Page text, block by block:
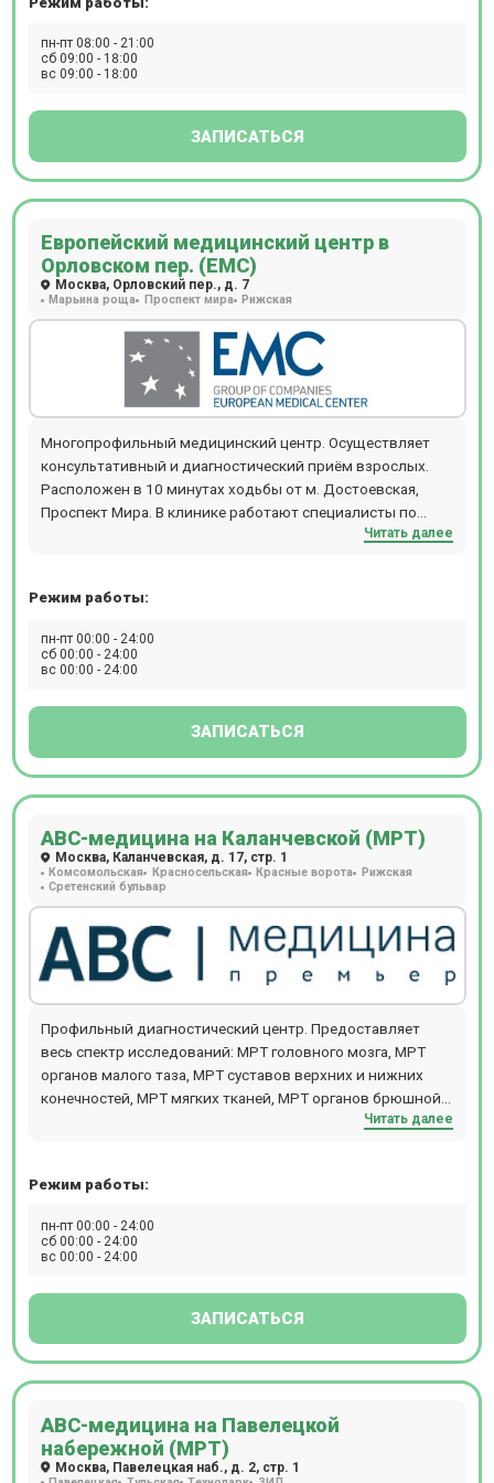
пн-пт 08:00 - 21:00
сб 09:00 - 18:00
вс 09:00 - 18:00
ЗАПИСАТЬСЯ
Европейский медицинский центр в
Орловском пер. (ЕМС)
Москва, Орловский пер., д. 7
Марьина роща Проспект мира Рижская
Многопрофильный медицинский центр. Осуществляет
консультативный и диагностический приём взрослых.
Расположен в 10 минутах ходьбы от м. Достоевская,
Проспект Мира. В клинике работают специалисты по
Читать далее
Режим работы:
пн-пт 00:00 - 24:00
сб 00:00 - 24:00
вс 00:00 - 24:00
ЗАПИСАТЬСЯ
АВС-медицина на Каланчевской (МРТ)
Москва, Каланчевская, д. 17, стр. 1
Комсомольская Красносельская Красные ворота Рижская
Сретенский бульвар
Профильный диагностический центр. Предоставляет
весь спектр исследований: МРТ головного мозга, МРТ
органов малого таза, МРТ суставов верхних и нижних
конечностей, МРТ мягких тканей, МРТ органов брюшной
полости. Также проводят комплексную диагностику: МРТ
онкологии и метастаз у мужчин (ТОЛЬКО НОЧЬ), МРТ
Паркинсона (с динамикой с течение года), обследование
на выявление болезни Альцгеймера (с динамикой с
повышения артериального давления, выявление причин
современным томографом General Electric Signa HDE
обследовать пациентов с массой тела до 120 кг. В центре
можно пройти МР исследование с контрастом.
Расположен в 5 минутах от станции м. Комсомольская.
Читать далее
Режим работы:
пн-пт 00:00 - 24:00
сб 00:00 - 24:00
вс 00:00 - 24:00
ЗАПИСАТЬСЯ
АВС-медицина на Павелецкой
набережной (МРТ)
Москва, Павелецкая наб., д. 2, стр. 1